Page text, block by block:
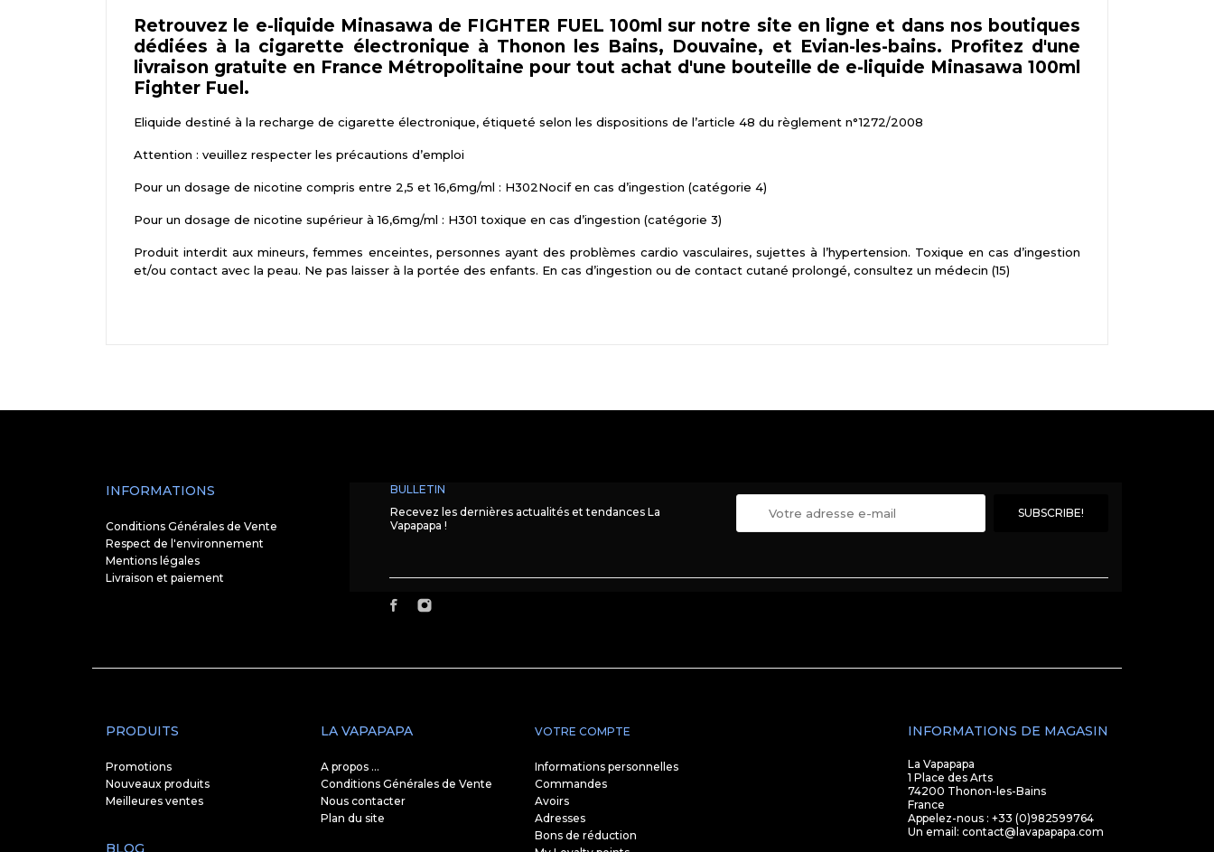
Retrouvez le e-liquide Minasawa de FIGHTER FUEL 100ml sur notre site en ligne et dans nos boutiques
dédiées à la cigarette électronique à Thonon les Bains, Douvaine, et Evian-les-bains. Profitez d'une
livraison gratuite en France Métropolitaine pour tout achat d'une bouteille de e-liquide Minasawa 100ml
Fighter Fuel.
Eliquide destiné à la recharge de cigarette électronique, étiqueté selon les dispositions de l’article 48 du règlement n°1272/2008
Attention : veuillez respecter les précautions d’emploi
Pour un dosage de nicotine compris entre 2,5 et 16,6mg/ml : H302Nocif en cas d’ingestion (catégorie 4)
Pour un dosage de nicotine supérieur à 16,6mg/ml : H301 toxique en cas d’ingestion (catégorie 3)
Produit interdit aux mineurs, femmes enceintes, personnes ayant des problèmes cardio vasculaires, sujettes à l’hypertension. Toxique en cas d’ingestion
et/ou contact avec la peau. Ne pas laisser à la portée des enfants. En cas d’ingestion ou de contact cutané prolongé, consultez un médecin (15)
INFORMATIONS
Conditions Générales de Vente
Respect de l'environnement
Mentions légales
Livraison et paiement
BULLETIN
Recevez les dernières actualités et tendances La
Vapapapa !
PRODUITS
Promotions
Nouveaux produits
Meilleures ventes
LA VAPAPAPA
A propos ...
Conditions Générales de Vente
Nous contacter
Plan du site
BLOG
VOTRE COMPTE
Informations personnelles
Commandes
Avoirs
Adresses
Bons de réduction
INFORMATIONS DE MAGASIN
La Vapapapa
1 Place des Arts
74200 Thonon-les-Bains
France
Appelez-nous : +33 (0)982599764
Un email: contact@lavapapapa.com